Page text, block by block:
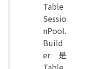
Table
Sessio
nPool.
Build
er 是